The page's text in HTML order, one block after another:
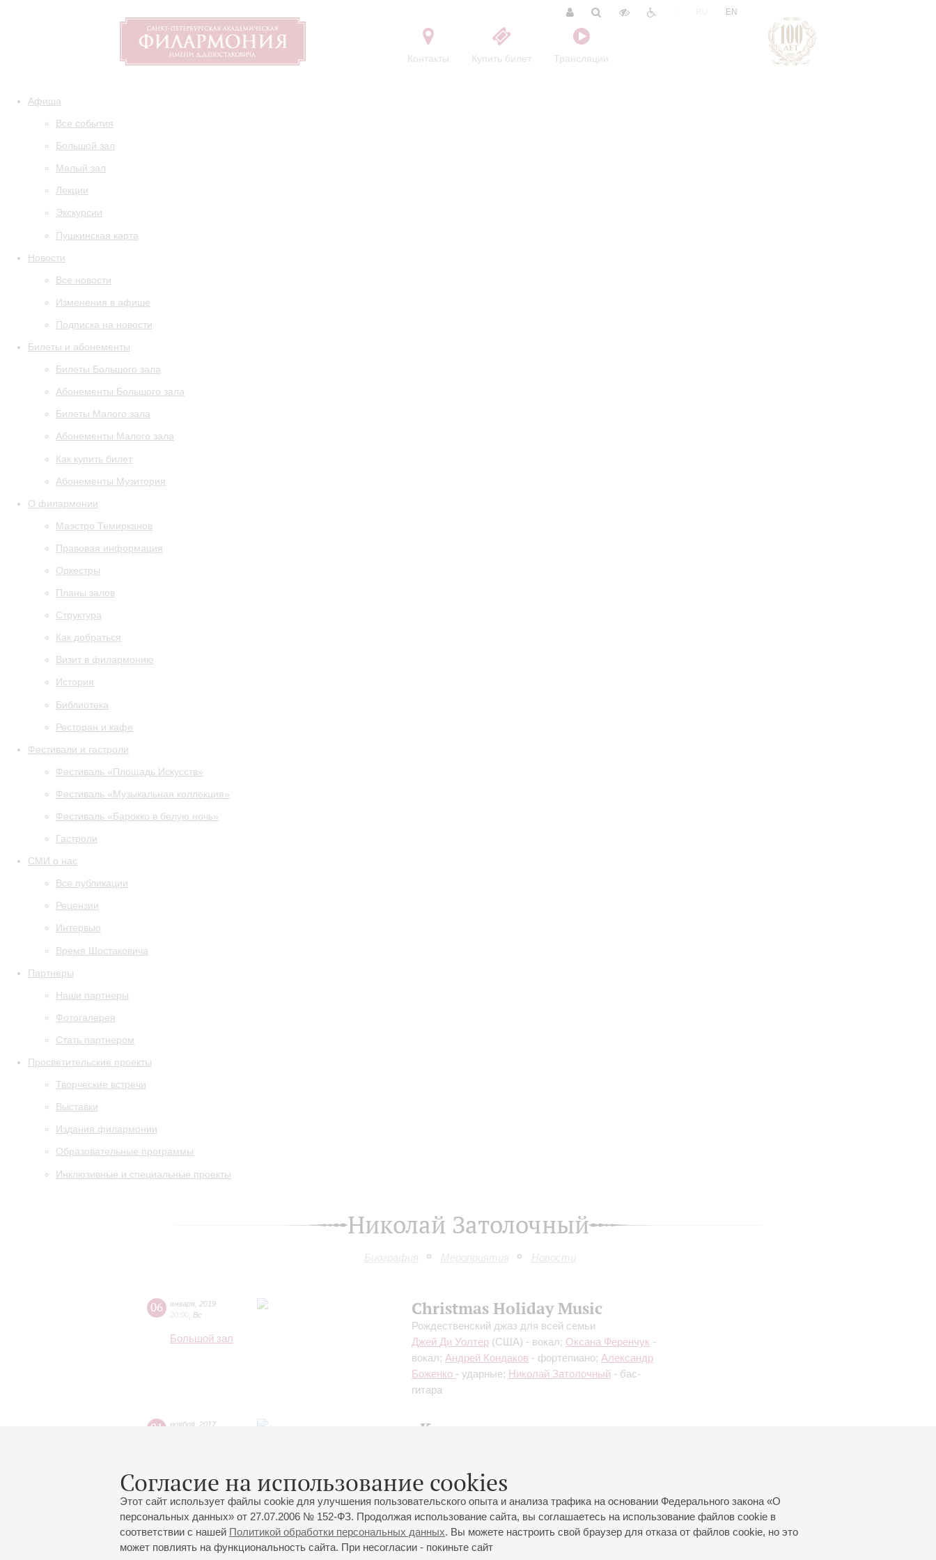
Контакты Купить билет Трансляции
EN
Афиша
Все события
Большой зал
Малый зал
Лекции
Экскурсии
Пушкинская карта
Новости
Все новости
Изменения в афише
Подписка на новости
Билеты и абонементы
Билеты Большого зала
Абонементы Большого зала
Билеты Малого зала
Абонементы Малого зала
Как купить билет
Абонементы Музитория
О филармонии
Маэстро Темирканов
Правовая информация
Оркестры
Планы залов
Структура
Как добраться
Визит в филармонию
История
Библиотека
Ресторан и кафе
Фестивали и гастроли
Фестиваль «Площадь Искусств»
Фестиваль «Музыкальная коллекция»
Фестиваль «Барокко в белую ночь»
Гастроли
СМИ о нас
Все публикации
Рецензии
Интервью
Время Шостаковича
Партнеры
Наши партнеры
Фотогалерея
Стать партнером
Просветительские проекты
Творческие встречи
Выставки
Издания филармонии
Образовательные программы
Инклюзивные и специальные проекты
Николай Затолочный
Биография Мероприятия Новости
Согласие на использование cookies
Этот сайт использует файлы cookie для улучшения пользовательского опыта и анализа трафика на основании Федерального закона «О
персональных данных» от 27.07.2006 № 152-ФЗ. Продолжая использование сайта, вы соглашаетесь на использование файлов cookie в
соответствии с нашей Политикой обработки персональных данных. Вы можете настроить свой браузер для отказа от файлов cookie, но это
может повлиять на функциональность сайта. При несогласии - покиньте сайт
06 января 2019
20:00 Вс
Большой зал
Christmas Holiday Music
Рождественский джаз для всей семьи
Джей Ди Уолтер (США) - вокал; Оксана Ференчук -
вокал; Андрей Кондаков - фортепиано; Александр
Боженко - ударные; Николай Затолочный - бас-
гитара
01 ноября 2017
«Карнавал джазовых
саксофон;Райво Таффенау